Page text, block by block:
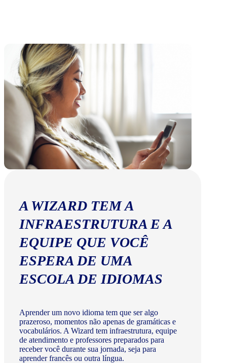
A WIZARD TEM A
INFRAESTRUTURA E A
EQUIPE QUE VOCÊ
ESPERA DE UMA
ESCOLA DE IDIOMAS
Aprender um novo idioma tem que ser algo
prazeroso, momentos não apenas de gramáticas e
vocabulários. A Wizard tem infraestrutura, equipe
de atendimento e professores preparados para
receber você durante sua jornada, seja para
aprender francês ou outra língua.